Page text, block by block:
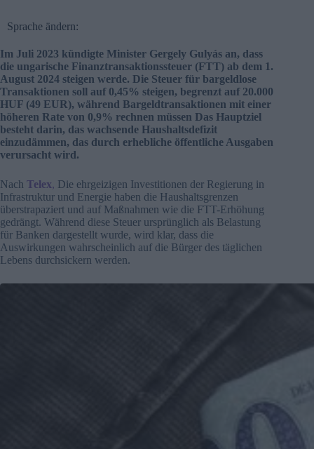
Sprache ändern:
Im Juli 2023 kündigte Minister Gergely Gulyás an, dass
die ungarische Finanztransaktionssteuer (FTT) ab dem 1.
August 2024 steigen werde. Die Steuer für bargeldlose
Transaktionen soll auf 0,45% steigen, begrenzt auf 20.000
HUF (49 EUR), während Bargeldtransaktionen mit einer
höheren Rate von 0,9% rechnen müssen Das Hauptziel
besteht darin, das wachsende Haushaltsdefizit
einzudämmen, das durch erhebliche öffentliche Ausgaben
verursacht wird.
Nach Telex, Die ehrgeizigen Investitionen der Regierung in
Infrastruktur und Energie haben die Haushaltsgrenzen
überstrapaziert und auf Maßnahmen wie die FTT-Erhöhung
gedrängt. Während diese Steuer ursprünglich als Belastung
für Banken dargestellt wurde, wird klar, dass die
Auswirkungen wahrscheinlich auf die Bürger des täglichen
Lebens durchsickern werden.